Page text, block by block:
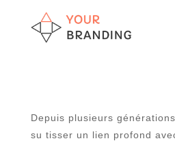
Depuis plusieurs
su tisser un lien profond